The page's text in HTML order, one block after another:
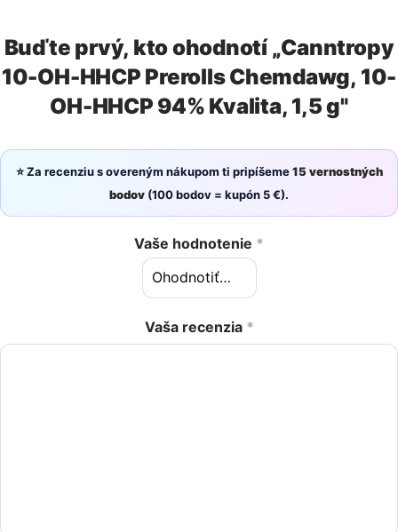
Buďte prvý, kto ohodnotí „Canntropy
10-OH-HHCP Prerolls Chemdawg, 10-
OH-HHCP 94% Kvalita, 1,5 g"
⭐ Za recenziu s overeným nákupom ti pripíšeme15 vernostných
bodov (100 bodov = kupón 5 €).
Vaše hodnotenie *
Vaša recenzia *